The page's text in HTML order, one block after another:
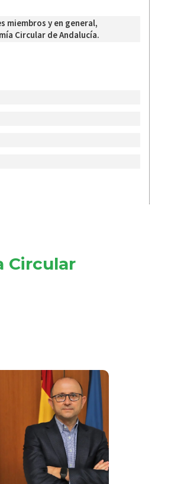
miembros y en general,
Circular de Andalucía.
Circular